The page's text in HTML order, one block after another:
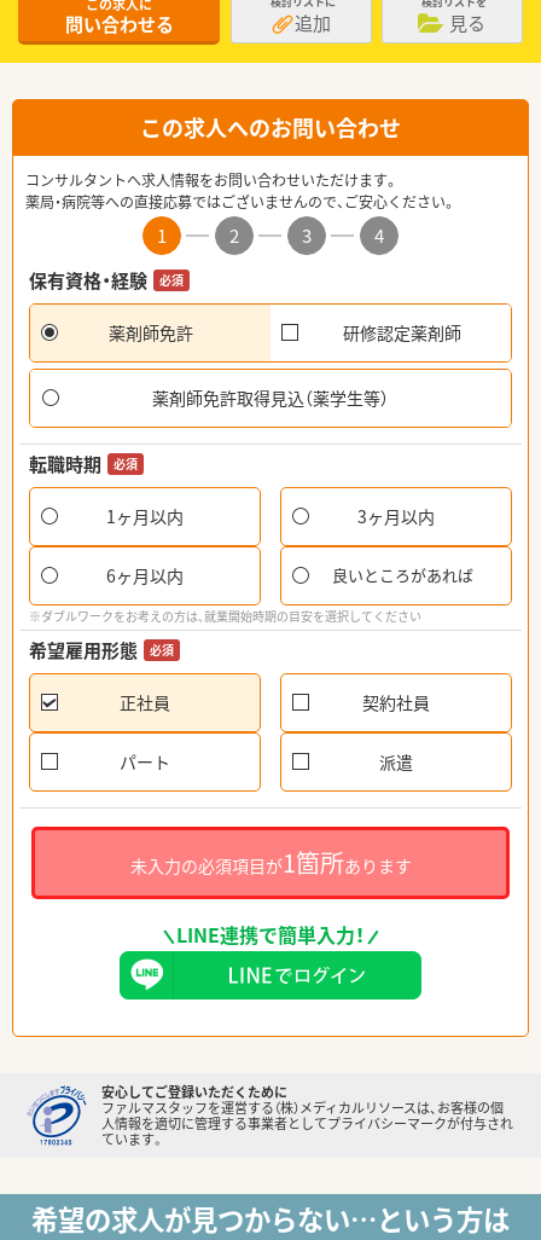
この求人に
問い合わせる 追加 見る
この求人へのお問い合わせ
コンサルタントへ求人情報をお問い合わせいただけます。
薬局・病院等への直接応募ではございませんので、ご安心ください。
1 2 3
4
保有資格・経験
必須
薬剤師免許 研修認定薬剤師
薬剤師免許取得見込（薬学生等）
転職時期 必須
1ヶ月以内 3ヶ月以内
6ヶ月以内 良いところがあれば
※ダブルワークをお考えの方は、就業開始時期の目安を選択してください
希望雇用形態 必須
正社員 契約社員
パート 派遣
未入力の必須項目が1箇所あります
LINE連携で簡単入力！
安心してご登録いただくために
ファルマスタッフを運営する（株）メディカルリソースは、お客様の個
人情報を適切に管理する事業者としてプライバシーマークが付与され
ています。
希望の求人が見つからない…という方は